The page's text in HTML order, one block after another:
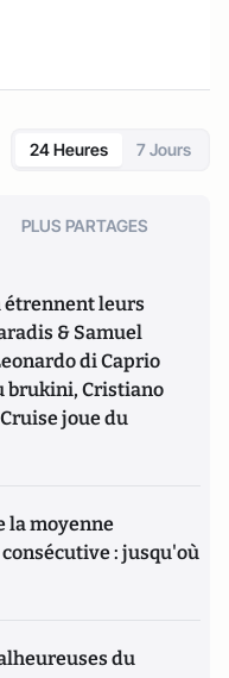
24 Heures 7 Jours
PLUS PARTAGES
étrennent leurs
& Samuel
di Caprio
brukini, Cristiano
joue du
la moyenne
: jusqu'où
du